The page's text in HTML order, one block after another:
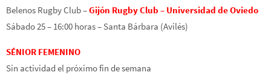
Belenos Rugby Club –Gijón Rugby Club – Universidad de Oviedo
Sábado 25 – 16:00 horas – Santa Bárbara (Avilés)
SÉNIOR FEMENINO
Sin actividad el próximo fin de semana